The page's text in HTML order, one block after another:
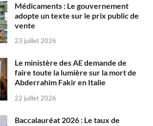
Médicaments : Le gouvernement
adopte un texte sur le prix public de
vente
23 juillet 2026
Le ministère des AE demande de
faire toute la lumière sur la mort de
Abderrahim Fakir en Italie
22 juillet 2026
Baccalauréat 2026 : Le taux de